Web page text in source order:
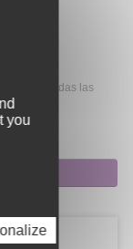
al día de todas las
you